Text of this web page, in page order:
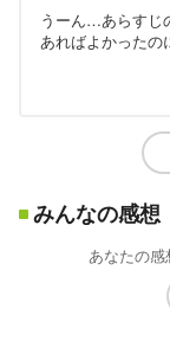
うーん…あらすじ
あればよかったの
みんなの感想
あなたの感